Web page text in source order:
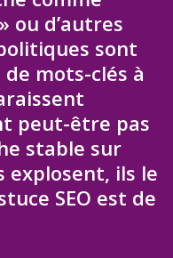
ou d’autres
sont
mots-clés à
peut-être pas
stable sur
explosent, ils le
SEO est de